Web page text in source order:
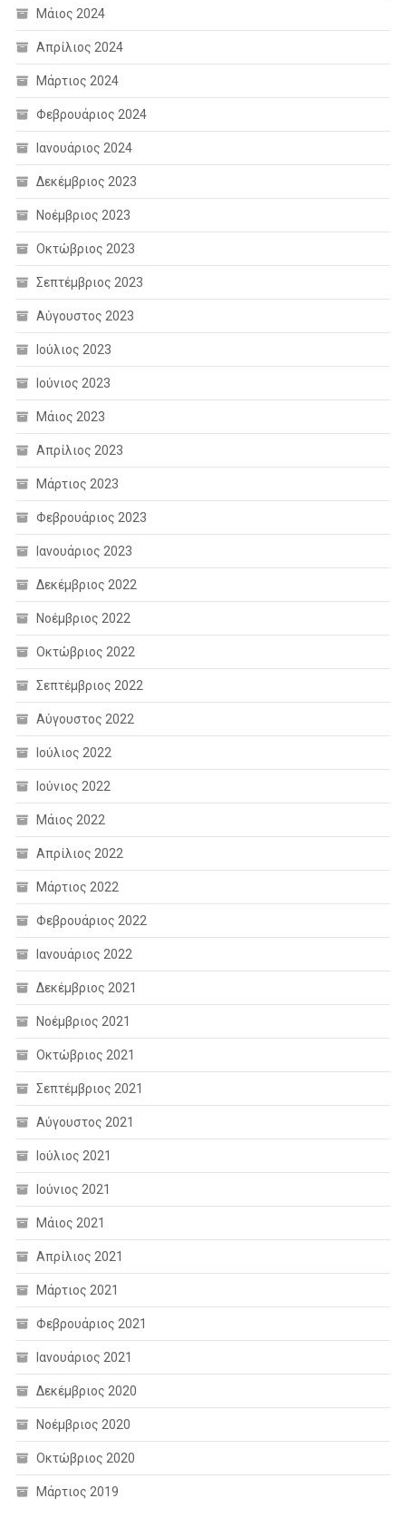
Μάιος 2024
Απρίλιος 2024
Μάρτιος 2024
Φεβρουάριος 2024
Ιανουάριος 2024
Δεκέμβριος 2023
Νοέμβριος 2023
Οκτώβριος 2023
Σεπτέμβριος 2023
Αύγουστος 2023
Ιούλιος 2023
Ιούνιος 2023
Μάιος 2023
Απρίλιος 2023
Μάρτιος 2023
Φεβρουάριος 2023
Ιανουάριος 2023
Δεκέμβριος 2022
Νοέμβριος 2022
Οκτώβριος 2022
Σεπτέμβριος 2022
Αύγουστος 2022
Ιούλιος 2022
Ιούνιος 2022
Μάιος 2022
Απρίλιος 2022
Μάρτιος 2022
Φεβρουάριος 2022
Ιανουάριος 2022
Δεκέμβριος 2021
Νοέμβριος 2021
Οκτώβριος 2021
Σεπτέμβριος 2021
Αύγουστος 2021
Ιούλιος 2021
Ιούνιος 2021
Μάιος 2021
Απρίλιος 2021
Μάρτιος 2021
Φεβρουάριος 2021
Ιανουάριος 2021
Δεκέμβριος 2020
Νοέμβριος 2020
Οκτώβριος 2020
Μάρτιος 2019